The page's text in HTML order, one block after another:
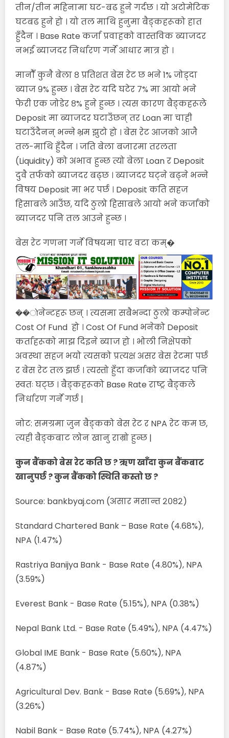
तीन/तीन महिनामा घट-बढ हुने गर्दछ । यो अटोमेटिक
घटबढ हुने हो । यो तल माथि हुनुमा बैङ्कहरूको हात
हुँदैन । Base Rate कर्जा प्रवाहको वास्तविक ब्याजदर
नभई ब्याजदर निर्धारण गर्ने आधार मात्र हो ।
मानौँ कुनै बेला ८ प्रतिशत बेस रेट छ भने 1% जोड्दा
ब्याज ९% हुन्छ । बेस रेट यदि घटेर ७% मा आयो भने
फेरी एक जोडेर ८% हुने हुन्छ । त्यस कारण बैङ्कहरूले
Deposit मा ब्याजदर घटाउँछन् तर Loan मा चाही
घटाउँदैनन् भन्ने भ्रम झुटो हो । बेस रेट आजको आजै
तल-माथि हुँदैन । जति बेला बजारमा तरलता
(Liquidity) को अभाव हुन्छ त्यो बेला Loan र Deposit
दुवै तर्फको ब्याजदर बढ्छ । ब्याजदर घट्ने बढ्ने भन्ने
विषय Deposit मा भर पर्छ । Deposit कति सहज
हिसाबले आउँछ, यदि ठुलो हिसाबले आयो भने कर्जाको
ब्याजदर पनि तल आउने हुन्छ ।
बेस रेट गणना गर्ने विषयमा चार वटा कम्�
��ोनेन्टहरू छन् । त्यसमा सबैभन्दा ठुलो कम्पोनेन्ट
Cost Of Fund हो । Cost Of Fund भनेको Deposit
कर्ताहरूको माझ दिइने ब्याज हो । भोली निक्षेपको
अवस्था सहज भयो त्यसको प्रत्यक्ष असर बेस रेटमा पर्छ
र बेस रेट तल झर्छ । त्यस्तो हुँदा कर्जाको ब्याजदर पनि
स्वतः घट्छ । बैङ्कहरूको Base Rate राष्ट्र बैङ्कले
निर्धारण गर्ने गर्छ |
नोट: समग्रमा जुन बैङ्कको बेस रेट र NPA रेट कम छ,
त्यही बैङ्कबाट लोन खानु राम्रो हुन्छ |
कुन बैंकको बेस रेट कति छ ? ऋण खाँदा कुन बैंकबाट
खानुपर्छ ? कुन बैंकको स्थिति कस्तो छ ?
Source: bankbyaj.com (असार मसान्त २०८२)
Standard Chartered Bank – Base Rate (4.68%),
NPA (1.47%)
Rastriya Banijya Bank - Base Rate (4.80%), NPA
(3.59%)
Everest Bank - Base Rate (5.15%), NPA (0.38%)
Nepal Bank Ltd. - Base Rate (5.49%), NPA (4.47%)
Global IME Bank - Base Rate (5.60%), NPA
(4.87%)
Agricultural Dev. Bank - Base Rate (5.69%), NPA
(3.26%)
Nabil Bank - Base Rate (5.74%), NPA (4.27%)